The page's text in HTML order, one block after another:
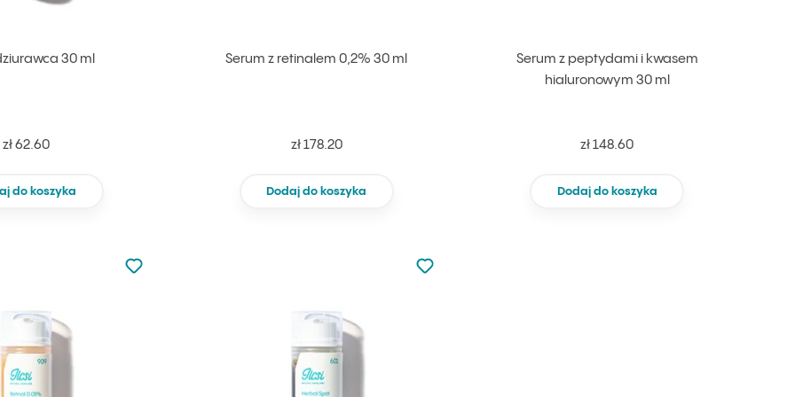
30 ml
zł 62.60
do koszyka
Serum z retinalem 0,2% 30 ml
zł 178.20
Dodaj do koszyka
Serum z peptydami i kwasem
hialuronowym 30 ml
zł 148.60
Dodaj do koszyka
Nie dodano do ulubionych
Dodaj do ulubionych
Nie dodano do ulubionych
Dodaj do ulubionych